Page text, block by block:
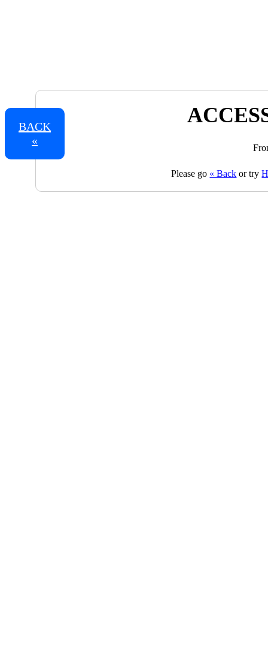
BACK
«
Please go « Back or try